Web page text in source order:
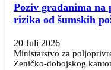
Poziv građanima na
rizika od šumskih
20 Juli 2026
Ministarstvo za
Zeničko-dobojskog